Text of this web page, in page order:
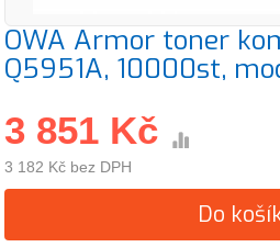
OWA Armor toner
Q5951A, 10000st,
3 851 Kč
3 182 Kč bez DPH
Do